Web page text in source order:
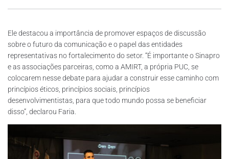
Ele destacou a importância de promover espaços de discussão
sobre o futuro da comunicação e o papel das entidades
representativas no fortalecimento do setor. “É importante o Sinapro
e as associações parceiras, como a AMIRT, a própria PUC, se
colocarem nesse debate para ajudar a construir esse caminho com
princípios éticos, princípios sociais, princípios
desenvolvimentistas, para que todo mundo possa se beneficiar
disso”, declarou Faria.